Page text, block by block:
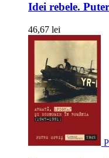
Idei rebele.
46,67 lei